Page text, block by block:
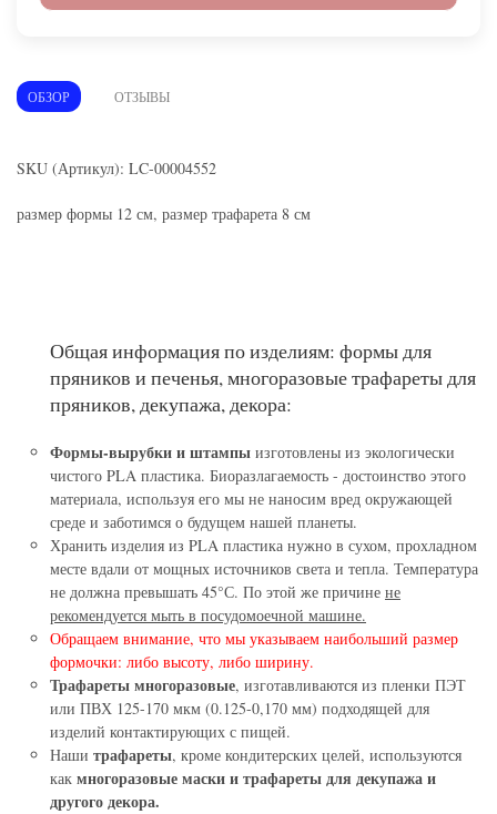
ОБЗОР ОТЗЫВЫ
SKU (Артикул): LC-00004552
размер формы 12 см, размер трафарета 8 см
Общая информация по изделиям: формы для
пряников и печенья, многоразовые трафареты для
пряников, декупажа, декора:
Формы-вырубки и штампы изготовлены из экологически
чистого PLA пластика. Биоразлагаемость - достоинство этого
материала, используя его мы не наносим вред окружающей
среде и заботимся о будущем нашей планеты.
Хранить изделия из PLA пластика нужно в сухом, прохладном
месте вдали от мощных источников света и тепла. Температура
не должна превышать 45°С. По этой же причине не
рекомендуется мыть в посудомоечной машине.
Обращаем внимание, что мы указываем наибольший размер
формочки: либо высоту, либо ширину.
Трафареты многоразовые, изготавливаются из пленки ПЭТ
или ПВХ 125-170 мкм (0.125-0,170 мм) подходящей для
изделий контактирующих с пищей.
Наши трафареты, кроме кондитерских целей, используются
как многоразовые маски и трафареты для декупажа и
другого декора.